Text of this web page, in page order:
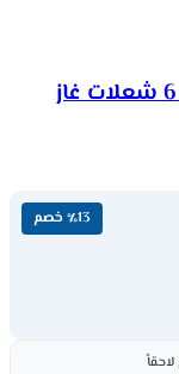
سطح بلت ان كيتشن لاين 90 سم – 6 شعلات غاز
٪13 خصم